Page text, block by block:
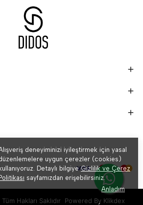
deneyiminizi iyileştirmek için yasal
uygun çerezler (cookies)
kullanıyoruz. Detaylı bilgiyeGizlilik ve Çerez
Politikası sayfamızdan erişebilirsiniz.
Anladım
Hakları Saklıdır Powered By Klikdex